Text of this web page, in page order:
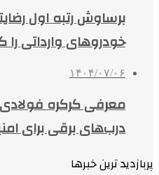
برساوش رتبه اول
خودروهای وارداتی
۱۴۰۴/۰۷/۰۶
درب‌های برقی برای
پربازدید ترین خبرها